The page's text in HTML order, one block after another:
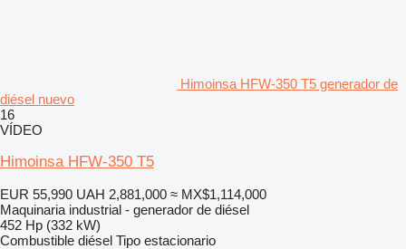
Himoinsa HFW-350 T5 generador de
diésel nuevo
16
VÍDEO
Himoinsa HFW-350 T5
EUR 55,990 UAH 2,881,000 ≈ MX$1,114,000
Maquinaria industrial - generador de diésel
452 Hp (332 kW)
Combustible diésel Tipo estacionario